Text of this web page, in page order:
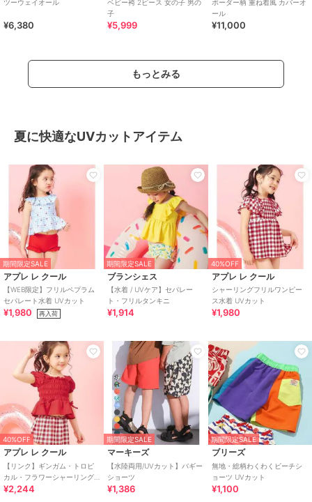
ツーウェイオール
¥6,380
ベビー袴 2ピース 女の子 男の
子
¥5,999
ボーダー柄 重ね着風 カバーオ
ール
¥11,000
もっとみる
夏に快適なUVカットアイテム
期間限定SALE
アプレ レ クール
【WEB限定】フリルペプラム
セパレート水着 UVカット
¥1,980 再入荷
期間限定SALE
ブランシェス
【水着 / UVケア】セパレー
ト・フリルタンキニ
¥1,914
40%OFF
アプレ レ クール
シャーリングフリルワンピー
ス水着 UVカット
¥1,980
40%OFF
アプレ レ クール
【リンク】ギンガム・トロピ
カル・フラワーシャーリング
セパレート水着 UVカット
¥2,244
期間限定SALE
マーキーズ
【水陸両用/UVカット】バギー
ショーツ
¥1,386
期間限定SALE
ブリーズ
無地・総柄わくわくビーチシ
ョーツ UVカット
¥1,100